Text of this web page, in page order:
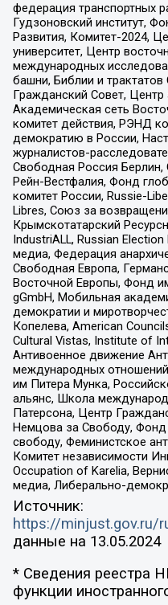
федерация транспортных
Гудзоновский институт,
Развития, Комитет-2024,
университет, Центр
международных
башни, Библии и
Гражданский Совет, Центр
Академическая сеть
комитет действия, РЭНД
демократию в России,
журналистов-
Свободная Россия
Рейн-Вестфалия, Фонд
комитет России, Russie-
Libres, Союз за
Крымскотатарский
IndustriALL, Russian
медиа, Федерация
Свободная Европа,
Восточной Европы, Фонд
gGmbH, Мобильная
демократии и
Копелева, American
Cultural Vistas, Institute of
Антивоенное движение
международных
им Питера Мунка,
альянс, Школа
Патерсона, Центр
Немцова за Свободу,
свободу, Феминистское
Комитет независимости
Occupation of Karelia,
медиа, Либерально-
Источник:
https://minjust.gov.ru/
данные на 13.05.2024
* Сведения реестра
функции